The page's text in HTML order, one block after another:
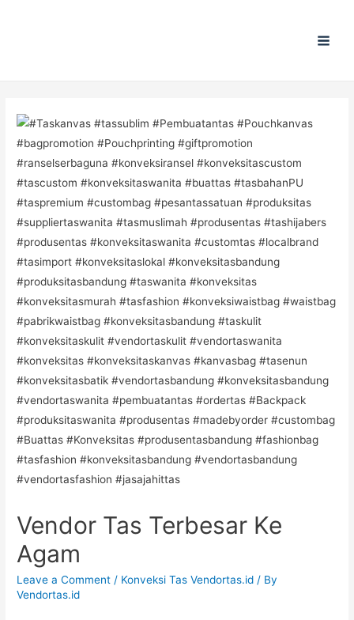
Vendor Tas Terbesar Ke
Agam
Leave a Comment / Konveksi Tas Vendortas.id / By
Vendortas.id